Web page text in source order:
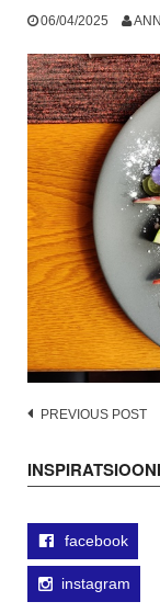
06/04/2025
Post
PREVIOUS POST
INSPIRATSIOONI
facebook
instagram